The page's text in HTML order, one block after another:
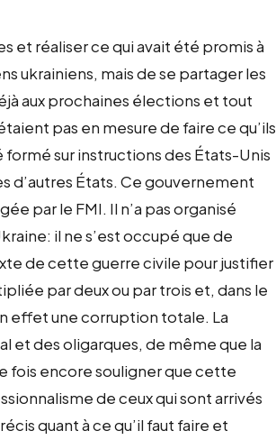
et réaliser ce qui avait été promis à
ukrainiens, mais de se partager les
aux prochaines élections et tout
pas en mesure de faire ce qu’ils
sur instructions des États-Unis
d’autres États. Ce gouvernement
par le FMI. Il n’a pas organisé
il ne s’est occupé que de
de cette guerre civile pour justifier
par deux ou par trois et, dans le
effet une corruption totale. La
et des oligarques, de même que la
fois encore souligner que cette
de ceux qui sont arrivés
quant à ce qu’il faut faire et